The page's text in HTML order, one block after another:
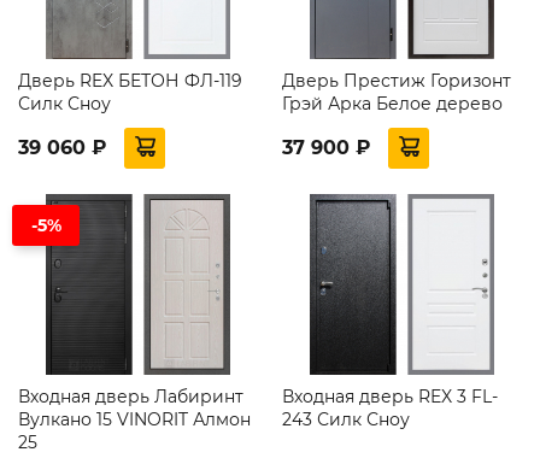
Дверь REX БЕТОН ФЛ-119
Силк Сноу
39 060 ₽
Дверь Престиж Горизонт
Грэй Арка Белое дерево
37 900 ₽
-5%
Входная дверь Лабиринт
Вулкано 15 VINORIT Алмон
25
Входная дверь REX 3 FL-
243 Силк Сноу